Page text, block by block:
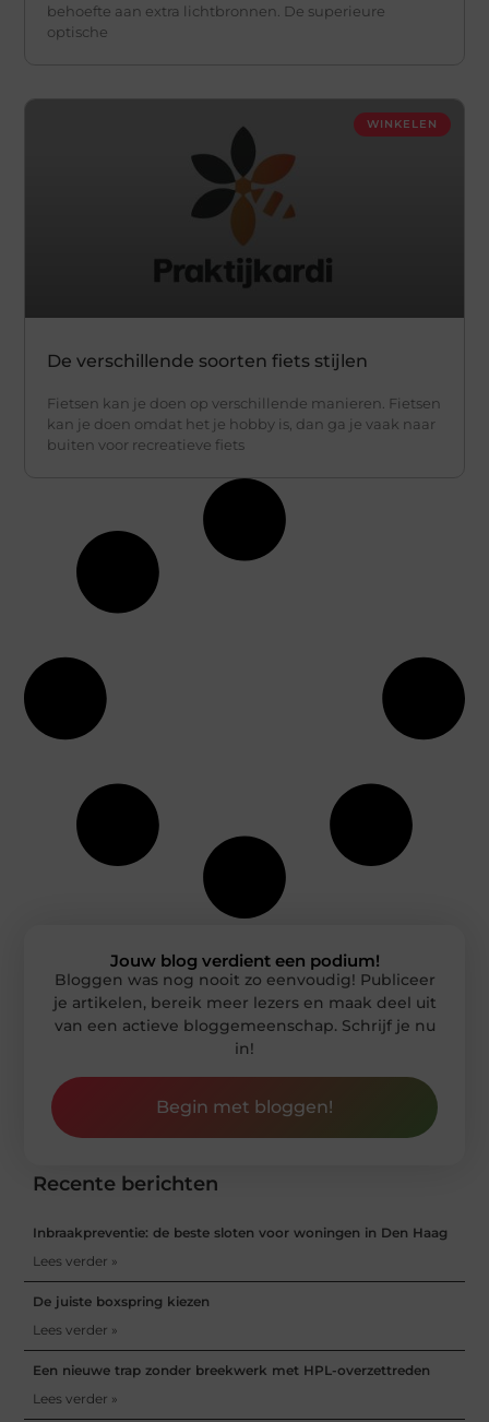
behoefte aan extra lichtbronnen. De superieure
optische
WINKELEN
De verschillende soorten fiets stijlen
Fietsen kan je doen op verschillende manieren. Fietsen
kan je doen omdat het je hobby is, dan ga je vaak naar
buiten voor recreatieve fiets
Recente berichten
Inbraakpreventie: de beste sloten voor woningen in Den Haag
Lees verder »
De juiste boxspring kiezen
Lees verder »
Een nieuwe trap zonder breekwerk met HPL-overzettreden
Lees verder »
Jouw blog verdient een podium!
Bloggen was nog nooit zo eenvoudig! Publiceer
je artikelen, bereik meer lezers en maak deel uit
van een actieve bloggemeenschap. Schrijf je nu
in!
Begin met bloggen!